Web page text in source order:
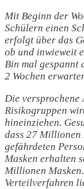
Mit Beginn der
Schülern einen
erfolgt über das
ob und inwieweit
Bin mal gespannt
2 Wochen
Die versprochene
Risikogruppen
hineinziehen.
dass 27 Millionen
gefährdeten
Masken erhalten
Millionen
Verteilverfahren